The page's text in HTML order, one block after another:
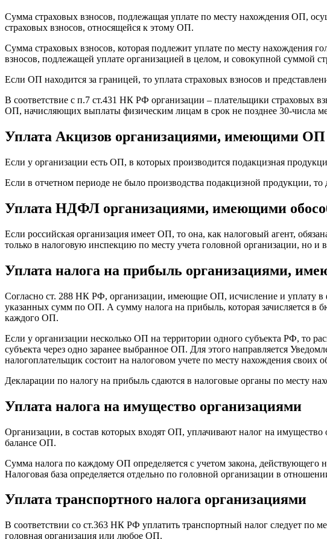
Сумма страховых взносов, подлежащая уплате по месту нахождения ОП,
страховых взносов, относящейся к этому ОП.
Сумма страховых взносов, которая подлежит уплате по месту нахождения
взносов, подлежащей уплате организацией в целом, и совокупной суммой
Если ОП находится за границей, то уплата страховых взносов и
В соответствие с п.7 ст.431 НК РФ организации – плательщики страховых
ОП, начисляющих выплаты физическим лицам в срок не позднее 30-числа
Уплата Акцизов организациями, имеющими ОП
Если у организации есть ОП, в которых производится подакцизная
Если в отчетном периоде не было производства подакцизной продукции, то
Уплата НДФЛ организациями, имеющими
Если российская организация имеет ОП, то она, как налоговый агент,
только в налоговую инспекцию по месту учета головной организации, но и
Уплата налога на прибыль организациями,
Согласно ст. 288 НК РФ, организации, имеющие ОП, исчисление и уплату в
указанных сумм по ОП. А сумму налога на прибыль, которая зачисляется в
каждого ОП.
Если у организации несколько ОП на территории одного субъекта РФ, то
субъекта через одно заранее выбранное ОП. Для этого направляется
налогоплательщик состоит на налоговом учете по месту нахождения своих
Декларации по налогу на прибыль сдаются в налоговые органы по месту
Уплата налога на имущество организациями
Организации, в состав которых входят ОП, уплачивают налог на
балансе ОП.
Сумма налога по каждому ОП определяется с учетом закона, действующего
Налоговая база определяется отдельно по головной организации в
Уплата транспортного налога организациями
В соответствии со ст.363 НК РФ уплатить транспортный налог следует по
головная организация или любое ОП.